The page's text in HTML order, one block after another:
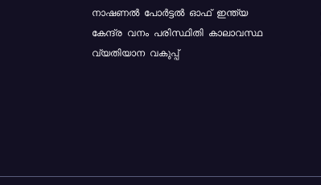
നാഷണൽ പോർട്ടൽ ഓഫ് ഇന്ത്യ
കേന്ദ്ര വനം പരിസ്ഥിതി കാലാവസ്ഥ
വ്യതിയാന വകുപ്പ്